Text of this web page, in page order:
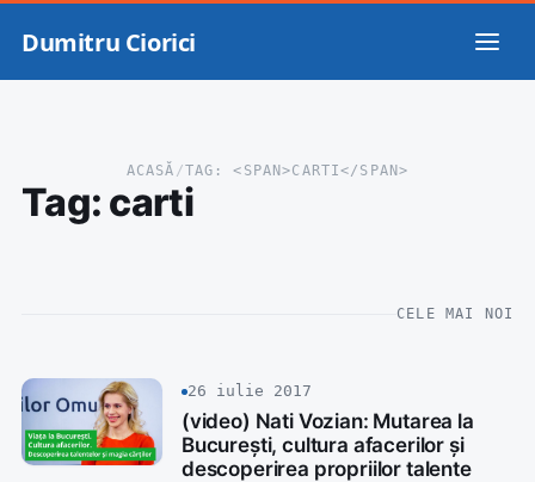
Dumitru Ciorici
ACASĂ /TAG: <SPAN>CARTI</SPAN>
Tag: carti
CELE MAI NOI
26 iulie 2017
(video) Nati Vozian: Mutarea la
București, cultura afacerilor și
descoperirea propriilor talente